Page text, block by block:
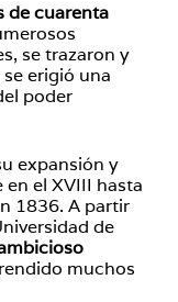
de cuarenta
se trazaron y
erigió una
poder
expansión y
el XVIII hasta
1836. A partir
de
muchos